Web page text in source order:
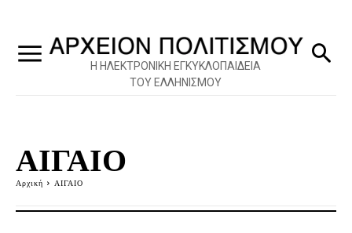
Η ΗΛΕΚΤΡΟΝΙΚΗ ΕΓΚΥΚΛΟΠΑΙΔΕΙΑ
ΤΟΥ ΕΛΛΗΝΙΣΜΟΥ
ΑΙΓΑΙΟ
Αρχική ΑΙΓΑΙΟ